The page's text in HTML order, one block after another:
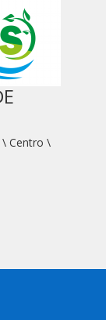
\ Centro \